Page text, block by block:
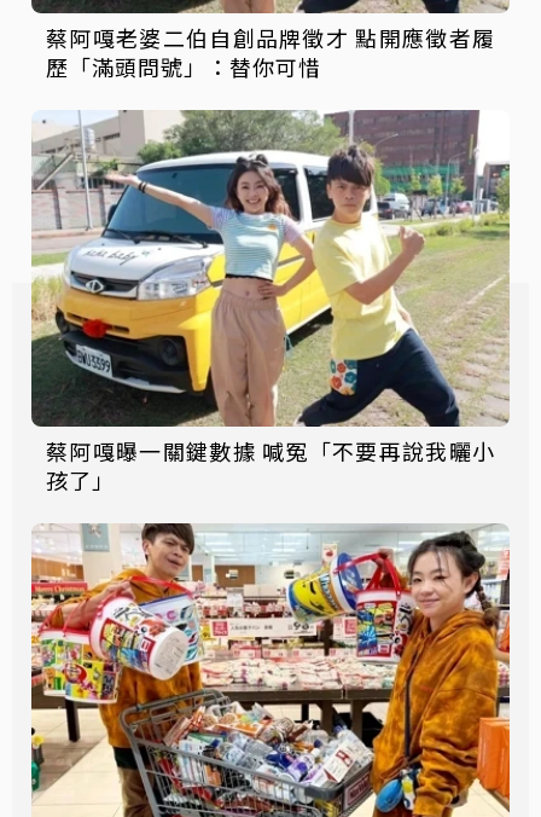
蔡阿嘎老婆二伯自創品牌徵才 點開應徵者履
歷「滿頭問號」：替你可惜
蔡阿嘎曝一關鍵數據 喊冤「不要再說我曬小
孩了」